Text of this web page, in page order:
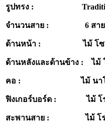
รูปทรง : Traditional
จำนวนสาย : 6 สาย (
ด้านหน้า : ไม้ โซลิด ส
ด้านหลังและด้านข้าง : ไม้ โ
คอ : ไม้ นาโต้
ฟิงเกอร์บอร์ด : ไม้ โรส
สะพานสาย : ไม้ โรสวู๊